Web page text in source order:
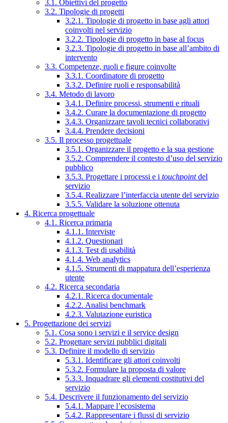
3.1. Obiettivi del progetto
3.2. Tipologie di progetti
3.2.1. Tipologie di progetto in base agli attori
coinvolti nel servizio
3.2.2. Tipologie di progetto in base al focus
3.2.3. Tipologie di progetto in base all’ambito di
intervento
3.3. Competenze, ruoli e figure coinvolte
3.3.1. Coordinatore di progetto
3.3.2. Definire ruoli e responsabilità
3.4. Metodo di lavoro
3.4.1. Definire processi, strumenti e rituali
3.4.2. Curare la documentazione di progetto
3.4.3. Organizzare tavoli tecnici collaborativi
3.4.4. Prendere decisioni
3.5. Il processo progettuale
3.5.1. Organizzare il progetto e la sua gestione
3.5.2. Comprendere il contesto d’uso del servizio
pubblico
3.5.3. Progettare i processi e i touchpointdel
servizio
3.5.4. Realizzare l’interfaccia utente del servizio
3.5.5. Validare la soluzione ottenuta
4. Ricerca progettuale
4.1. Ricerca primaria
4.1.1. Interviste
4.1.2. Questionari
4.1.3. Test di usabilità
4.1.4. Web analytics
4.1.5. Strumenti di mappatura dell’esperienza
utente
4.2. Ricerca secondaria
4.2.1. Ricerca documentale
4.2.2. Analisi benchmark
4.2.3. Valutazione euristica
5. Progettazione dei servizi
5.1. Cosa sono i servizi e il service design
5.2. Progettare servizi pubblici digitali
5.3. Definire il modello di servizio
5.3.1. Identificare gli attori coinvolti
5.3.2. Formulare la proposta di valore
5.3.3. Inquadrare gli elementi costitutivi del
servizio
5.4. Descrivere il funzionamento del servizio
5.4.1. Mappare l’ecosistema
5.4.2. Rappresentare i flussi di servizio